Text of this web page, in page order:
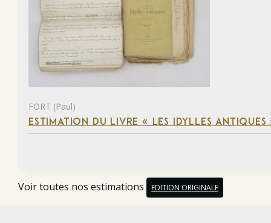
FORT (Paul)
ESTIMATION DU LIVRE « LES IDYLLES
Voir toutes nos estimations EDITION ORIGINALE